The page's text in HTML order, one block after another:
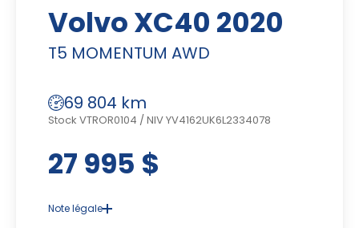
Volvo XC40 2020
T5 MOMENTUM AWD
69 804 km
Stock VTROR0104 /NIV YV4162UK6L2334078
27 995 $
Note légale